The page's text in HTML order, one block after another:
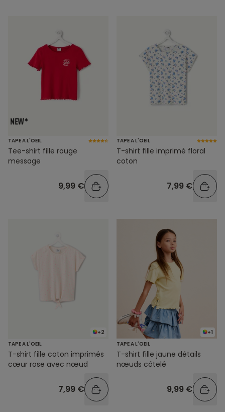
TAPE A L'OEIL
Tee-shirt fille rouge
message
9,99 €
TAPE A L'OEIL
T-shirt fille imprimé floral
coton
7,99 €
+2
TAPE A L'OEIL
T-shirt fille coton imprimés
cœur rose avec nœud
7,99 €
+1
TAPE A L'OEIL
T-shirt fille jaune détails
nœuds côtelé
9,99 €